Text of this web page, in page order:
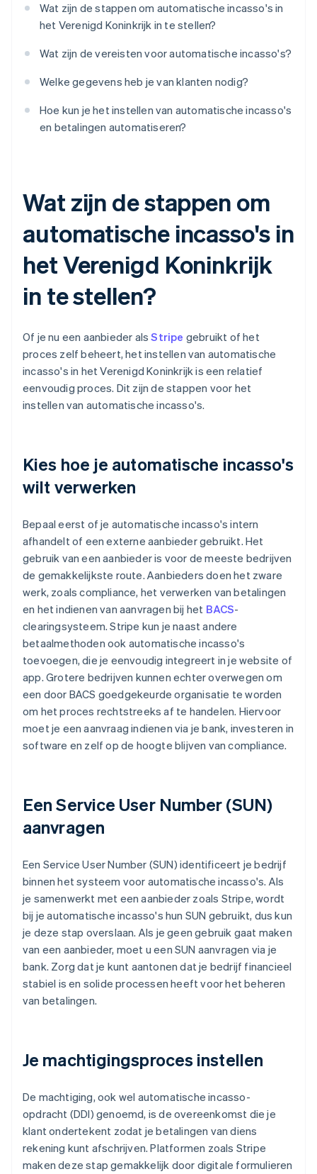
Wat zijn de stappen om automatische incasso's in
het Verenigd Koninkrijk in te stellen?
Wat zijn de vereisten voor automatische incasso's?
Welke gegevens heb je van klanten nodig?
Hoe kun je het instellen van automatische incasso's
en betalingen automatiseren?
Wat zijn de stappen om
automatische incasso's in
het Verenigd Koninkrijk
in te stellen?
Of je nu een aanbieder alsStripe gebruikt of het
proces zelf beheert, het instellen van automatische
incasso's in het Verenigd Koninkrijk is een relatief
eenvoudig proces. Dit zijn de stappen voor het
instellen van automatische incasso's.
Kies hoe je automatische incasso's
wilt verwerken
Bepaal eerst of je automatische incasso's intern
afhandelt of een externe aanbieder gebruikt. Het
gebruik van een aanbieder is voor de meeste bedrijven
de gemakkelijkste route. Aanbieders doen het zware
werk, zoals compliance, het verwerken van betalingen
en het indienen van aanvragen bij het BACS-
clearingsysteem. Stripe kun je naast andere
betaalmethoden ook automatische incasso's
toevoegen, die je eenvoudig integreert in je website of
app. Grotere bedrijven kunnen echter overwegen om
een door BACS goedgekeurde organisatie te worden
om het proces rechtstreeks af te handelen. Hiervoor
moet je een aanvraag indienen via je bank, investeren in
software en zelf op de hoogte blijven van compliance.
Een Service User Number (SUN)
aanvragen
Een Service User Number (SUN) identificeert je bedrijf
binnen het systeem voor automatische incasso's. Als
je samenwerkt met een aanbieder zoals Stripe, wordt
bij je automatische incasso's hun SUN gebruikt, dus kun
je deze stap overslaan. Als je geen gebruik gaat maken
van een aanbieder, moet u een SUN aanvragen via je
bank. Zorg dat je kunt aantonen dat je bedrijf financieel
stabiel is en solide processen heeft voor het beheren
van betalingen.
Je machtigingsproces instellen
De machtiging, ook wel automatische incasso-
opdracht (DDI) genoemd, is de overeenkomst die je
klant ondertekent zodat je betalingen van diens
rekening kunt afschrijven. Platformen zoals Stripe
maken deze stap gemakkelijk door digitale formulieren